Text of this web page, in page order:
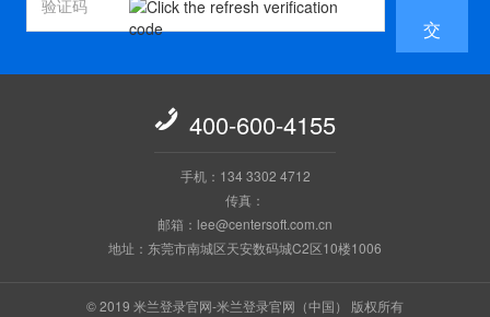
交
 400-600-4155
手机：134 3302 4712
传真：
邮箱：lee@centersoft.com.cn
地址：东莞市南城区天安数码城C2区10楼1006
© 2019 米兰登录官网-米兰登录官网（中国） 版权所有